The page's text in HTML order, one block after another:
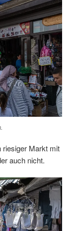
riesiger Markt mit
auch nicht.